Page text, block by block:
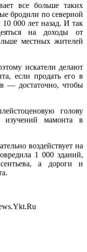
все больше таких
бродили по северной
000 лет назад. И так
на доходы от
местных жителей
искатели делают
если продать его в
— достаточно, чтобы
голову
изучений мамонта в
воздействует на
1 000 зданий,
а дороги и